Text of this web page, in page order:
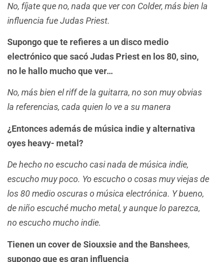
No, fíjate que no, nada que ver con Colder, más bien la
influencia fue Judas Priest.
Supongo que te refieres a un disco medio
electrónico que sacó Judas Priest en los 80, sino,
no le hallo mucho que ver…
No, más bien el riff de la guitarra, no son muy obvias
la referencias, cada quien lo ve a su manera
¿Entonces además de música indie y alternativa
oyes heavy- metal?
De hecho no escucho casi nada de música indie,
escucho muy poco. Yo escucho o cosas muy viejas de
los 80 medio oscuras o música electrónica. Y bueno,
de niño escuché mucho metal, y aunque lo parezca,
no escucho mucho indie.
Tienen un cover de Siouxsie and the Banshees,
supongo que es gran influencia